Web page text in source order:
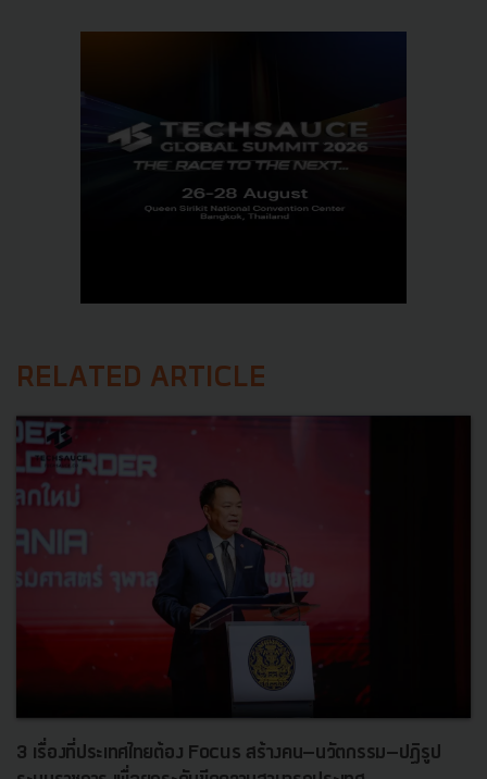
RELATED ARTICLE
3 เรื่องที่ประเทศไทยต้อง Focus สร้างคน–นวัตกรรม–ปฏิรูป